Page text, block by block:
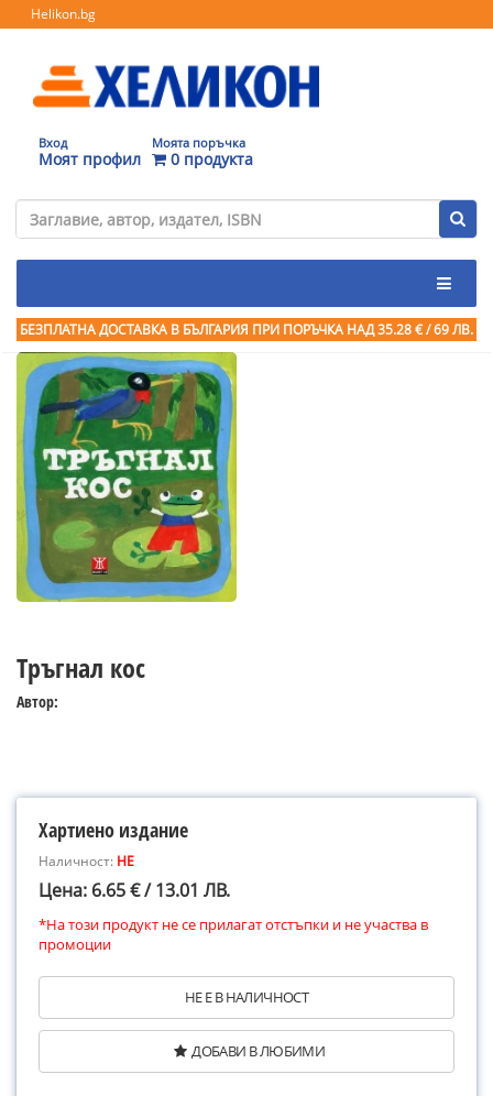
Helikon.bg
Вход
Моят профил
Моята поръчка
0 продукта
БЕЗПЛАТНА ДОСТАВКА В БЪЛГАРИЯ ПРИ ПОРЪЧКА НАД 35.28 € / 69 ЛВ.
Тръгнал кос
Автор:
Хартиено издание
Наличност: НЕ
Цена: 6.65 € / 13.01 ЛВ.
*На този продукт не се прилагат отстъпки и не участва в
промоции
НЕ Е В НАЛИЧНОСТ
ДОБАВИ В ЛЮБИМИ